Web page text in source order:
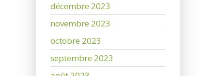
décembre 2023
novembre 2023
octobre 2023
septembre 2023